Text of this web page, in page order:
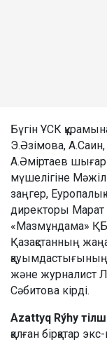
Бүгін ҰСК
Э.Әзімова,
А.Әміртаев
мүшелігіне
заңгер, Еуропалық
директоры Марат
«Мазмұндама»
Қазақстанның
және журналист
Сәбитова кірді.
Azattyq Rýhy
қалған бірқатар